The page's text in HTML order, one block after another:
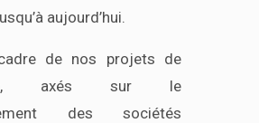
aujourd’hui.
de nos projets de
axés sur le
des sociétés